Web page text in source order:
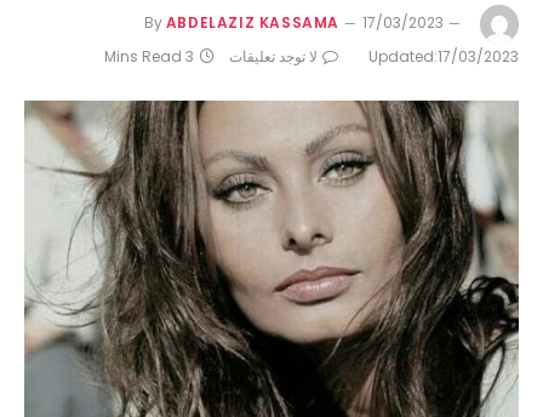
ByABDELAZIZ KASSAMA
17/03/2023
Updated:17/03/2023 لا توجد تعليقات 3 Mins Read